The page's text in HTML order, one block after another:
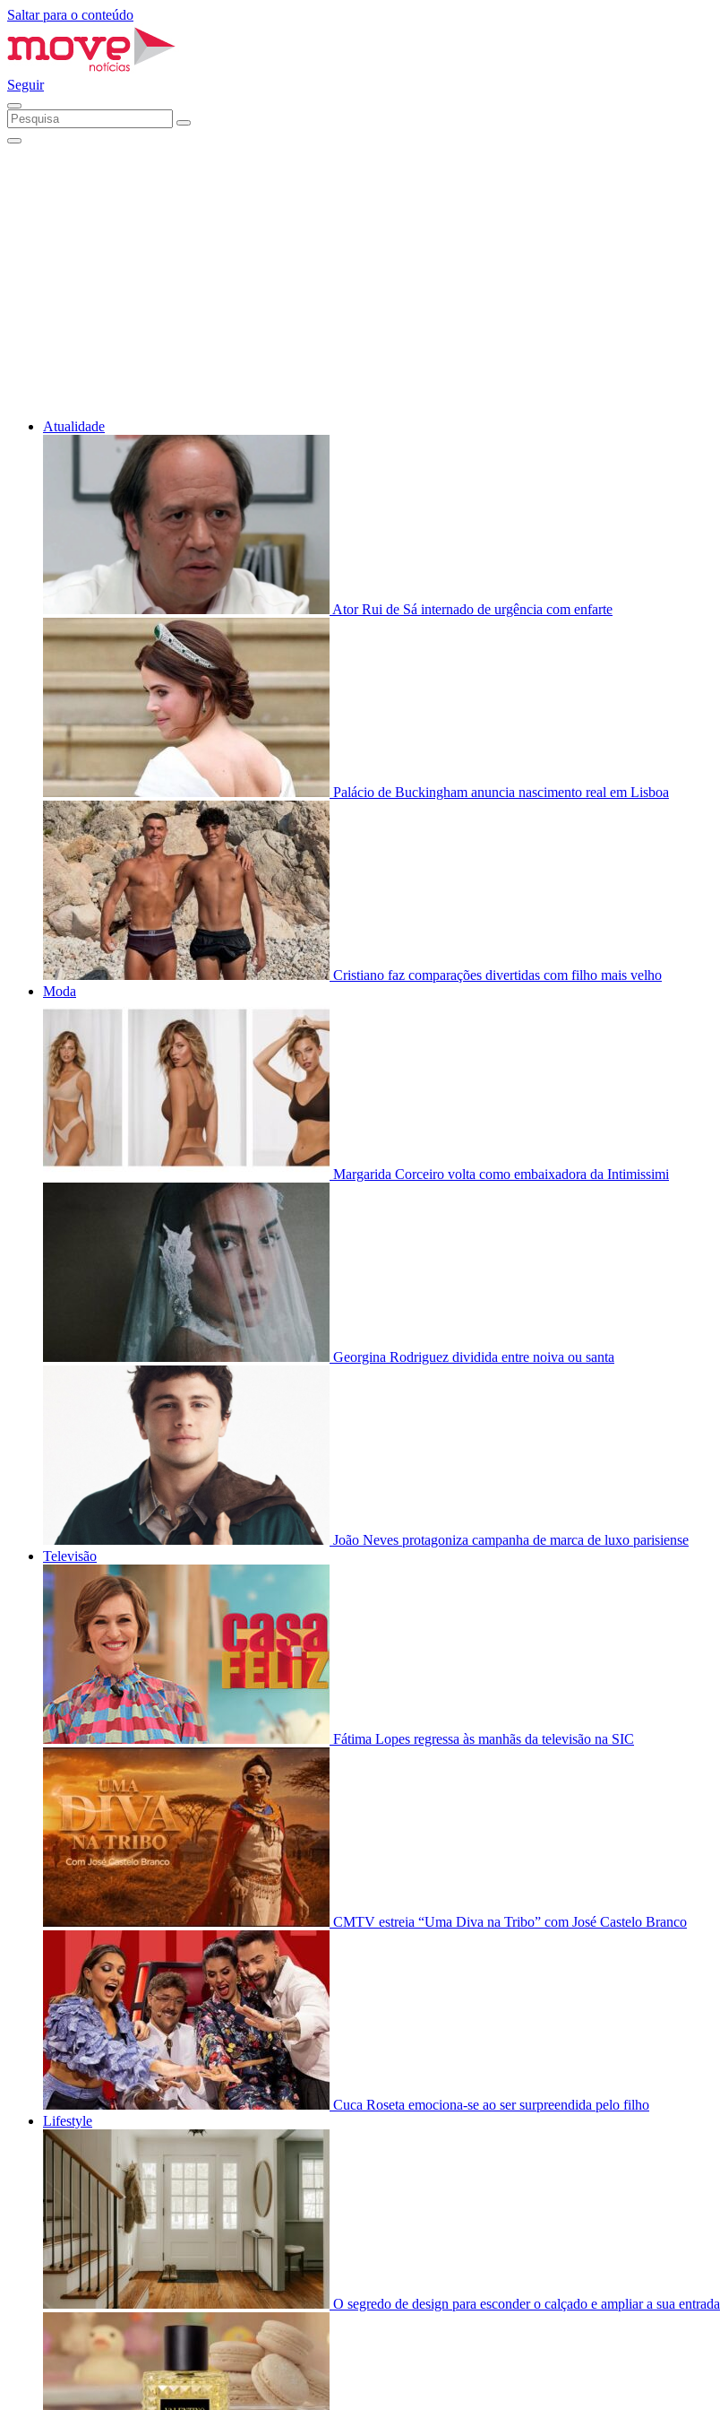
Saltar para o conteúdo
Seguir
Atualidade
Ator Rui de Sá internado de urgência com enfarte
Palácio de Buckingham anuncia nascimento real em Lisboa
Cristiano faz comparações divertidas com filho mais velho
Moda
Margarida Corceiro volta como embaixadora da Intimissimi
Georgina Rodriguez dividida entre noiva ou santa
João Neves protagoniza campanha de marca de luxo parisiense
Televisão
Fátima Lopes regressa às manhãs da televisão na SIC
CMTV estreia “Uma Diva na Tribo” com José Castelo Branco
Cuca Roseta emociona-se ao ser surpreendida pelo filho
Lifestyle
O segredo de design para esconder o calçado e ampliar a sua entrada